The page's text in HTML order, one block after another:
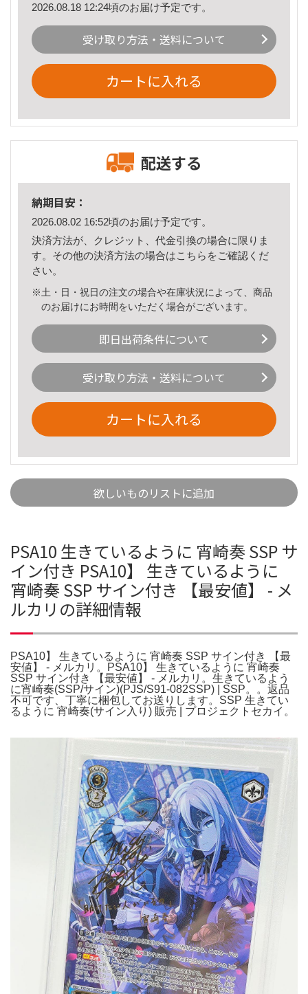
2026.08.18 12:24頃のお届け予定です。
受け取り方法・送料について
カートに入れる
配送する
納期目安：
2026.08.02 16:52頃のお届け予定です。
決済方法が、クレジット、代金引換の場合に限りま
す。その他の決済方法の場合はこちら をご確認くだ
さい。
※土・日・祝日の注文の場合や在庫状況によって、商品
のお届けにお時間をいただく場合がございます。
即日出荷条件について
受け取り方法・送料について
カートに入れる
欲しいものリストに追加
PSA10 生きているように 宵崎奏 SSP サ
イン付き PSA10】 生きているように
宵崎奏 SSP サイン付き 【最安値】 - メ
ルカリの詳細情報
PSA10】 生きているように 宵崎奏 SSP サイン付き 【最
安値】 - メルカリ。PSA10】 生きているように 宵崎奏
SSP サイン付き 【最安値】 - メルカリ。生きているよう
に宵崎奏(SSP/サイン)(PJS/S91-082SSP) | SSP。。返品
不可です、丁寧に梱包してお送りします。SSP 生きてい
るように 宵崎奏(サイン入り) 販売 | プロジェクトセカイ。